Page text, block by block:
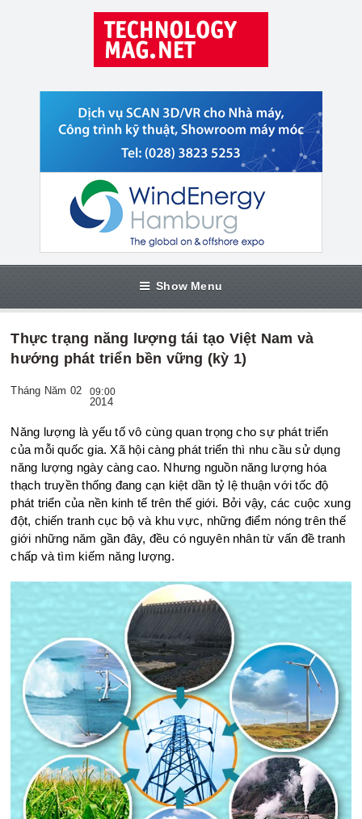
Show Menu
Thực trạng năng lượng tái tạo Việt Nam và
hướng phát triển bền vững (kỳ 1)
Tháng Năm 02 09:00
2014
Năng lượng là yếu tố vô cùng quan trọng cho sự phát triển
của mỗi quốc gia. Xã hội càng phát triển thì nhu cầu sử dụng
năng lượng ngày càng cao. Nhưng nguồn năng lượng hóa
thạch truyền thống đang cạn kiệt dần tỷ lệ thuận với tốc độ
phát triển của nền kinh tế trên thế giới. Bởi vậy, các cuộc xung
đột, chiến tranh cục bộ và khu vực, những điểm nóng trên thế
giới những năm gần đây, đều có nguyên nhân từ vấn đề tranh
chấp và tìm kiếm năng lượng.